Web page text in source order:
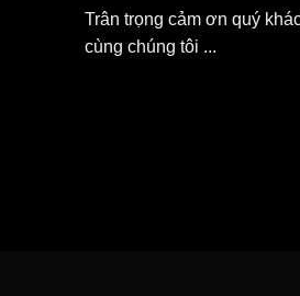
Trân trọng cảm ơn quý
cùng chúng tôi ...